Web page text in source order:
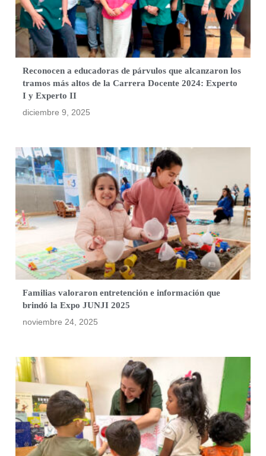
Reconocen a educadoras de párvulos que alcanzaron los
tramos más altos de la Carrera Docente 2024: Experto
I y Experto II
diciembre 9, 2025
Familias valoraron entretención e información que
brindó la Expo JUNJI 2025
noviembre 24, 2025